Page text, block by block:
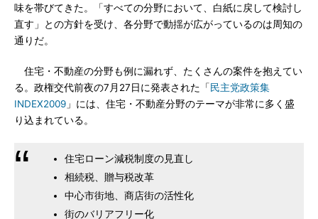
味を帯びてきた。「すべての分野において、白紙に戻して検討し
直す」との方針を受け、各分野で動揺が広がっているのは周知の
通りだ。
住宅・不動産の分野も例に漏れず、たくさんの案件を抱えてい
る。政権交代前夜の7月27日に発表された「 民主党政策集
INDEX2009 」には、住宅・不動産分野のテーマが非常に多く盛
り込まれている。
住宅ローン減税制度の見直し
相続税、贈与税改革
中心市街地、商店街の活性化
街のバリアフリー化